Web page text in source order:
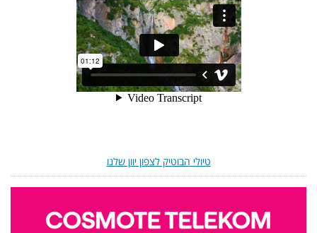
טיולי הבוטיק לצפון יוון שלנו